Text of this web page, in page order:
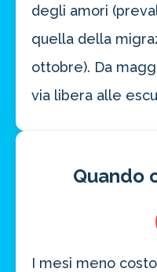
degli amori
quella della
ottobre). Da
via libera alle
Quando
I mesi meno